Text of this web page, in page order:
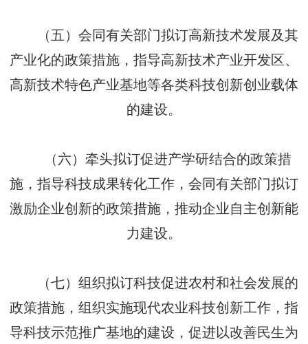
（五）会同有关部门拟订高新技术发展及其
产业化的政策措施，指导高新技术产业开发区、
高新技术特色产业基地等各类科技创新创业载体
的建设。
（六）牵头拟订促进产学研结合的政策措
施，指导科技成果转化工作，会同有关部门拟订
激励企业创新的政策措施，推动企业自主创新能
力建设。
（七）组织拟订科技促进农村和社会发展的
政策措施，组织实施现代农业科技创新工作，指
导科技示范推广基地的建设，促进以改善民生为